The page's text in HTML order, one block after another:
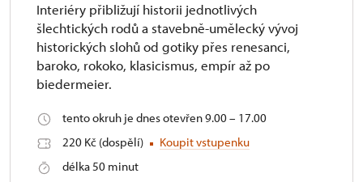
Interiéry přibližují historii jednotlivých
šlechtických rodů a stavebně-umělecký vývoj
historických slohů od gotiky přes renesanci,
baroko, rokoko, klasicismus, empír až po
biedermeier.
tento okruh je dnes otevřen 9.00 – 17.00
220 Kč (dospělí)
Koupit vstupenku
délka 50 minut